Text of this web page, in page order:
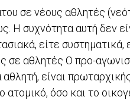
σε νέους αθλητές
Η συχνότητα αυτή δεν
είτε
σε αθλητές Ο προ-
είναι
ατομικό, όσο και το